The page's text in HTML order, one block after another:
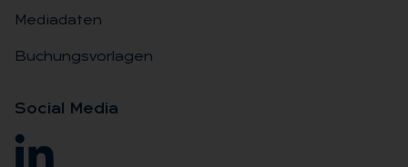
Mediadaten
Buchungsvorlagen
So­ci­al Me­dia